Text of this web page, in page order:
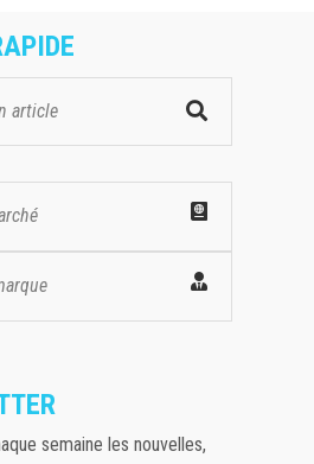
semaine les nouvelles,